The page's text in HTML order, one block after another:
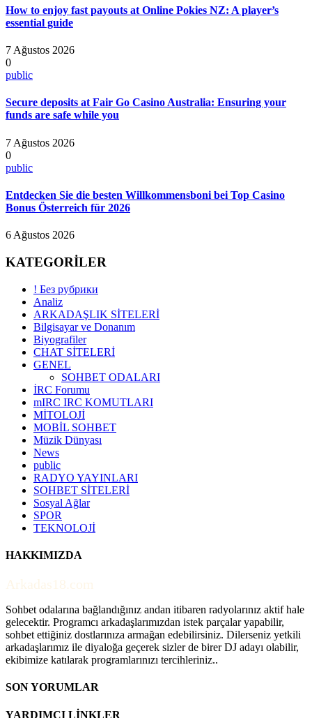
How to enjoy fast payouts at Online Pokies NZ: A player’s
essential guide
7 Ağustos 2026
0
public
Secure deposits at Fair Go Casino Australia: Ensuring your
funds are safe while you
7 Ağustos 2026
0
public
Entdecken Sie die besten Willkommensboni bei Top Casino
Bonus Österreich für 2026
6 Ağustos 2026
KATEGORİLER
! Без рубрики
Analiz
ARKADAŞLIK SİTELERİ
Bilgisayar ve Donanım
Biyografiler
CHAT SİTELERİ
GENEL
SOHBET ODALARI
İRC Forumu
mIRC IRC KOMUTLARI
MİTOLOJİ
MOBİL SOHBET
Müzik Dünyası
News
public
RADYO YAYINLARI
SOHBET SİTELERİ
Sosyal Ağlar
SPOR
TEKNOLOJİ
HAKKIMIZDA
Arkadas18.com
Sohbet odalarına bağlandığınız andan itibaren radyolarınız aktif hale
gelecektir. Programcı arkadaşlarımızdan istek parçalar yapabilir,
sohbet ettiğiniz dostlarınıza armağan edebilirsiniz. Dilerseniz yetkili
arkadaşlarımız ile diyaloğa geçerek sizler de birer DJ adayı olabilir,
ekibimize katılarak programlarınızı tercihleriniz..
SON YORUMLAR
YARDIMCI LİNKLER